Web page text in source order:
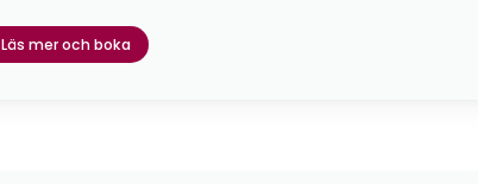
Läs mer och boka